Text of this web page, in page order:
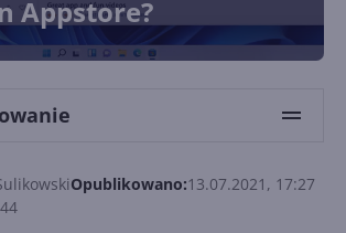
Appstore?
Opublikowano:13.07.2021, 17:27